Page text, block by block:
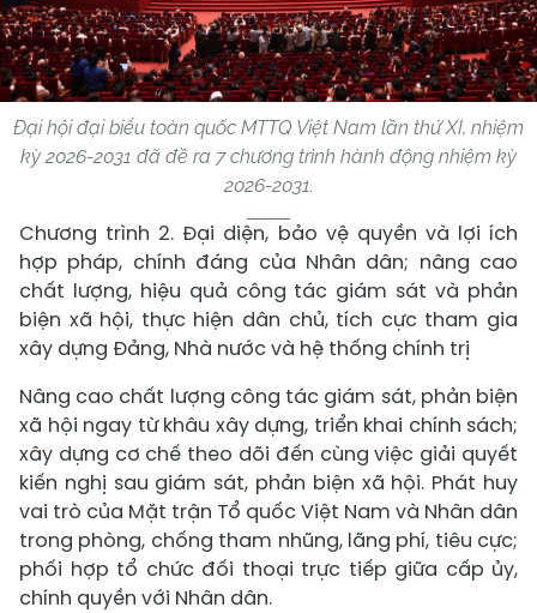
Đại hội đại biểu toàn quốc MTTQ Việt Nam lần thứ XI, nhiệm
kỳ 2026-2031 đã đề ra 7 chương trình hành động nhiệm kỳ
2026-2031.
Chương trình 2. Đại diện, bảo vệ quyền và lợi ích
hợp pháp, chính đáng của Nhân dân; nâng cao
chất lượng, hiệu quả công tác giám sát và phản
biện xã hội, thực hiện dân chủ, tích cực tham gia
xây dựng Đảng, Nhà nước và hệ thống chính trị
Nâng cao chất lượng công tác giám sát, phản biện
xã hội ngay từ khâu xây dựng, triển khai chính sách;
xây dựng cơ chế theo dõi đến cùng việc giải quyết
kiến nghị sau giám sát, phản biện xã hội. Phát huy
vai trò của Mặt trận Tổ quốc Việt Nam và Nhân dân
trong phòng, chống tham nhũng, lãng phí, tiêu cực;
phối hợp tổ chức đối thoại trực tiếp giữa cấp ủy,
chính quyền với Nhân dân.